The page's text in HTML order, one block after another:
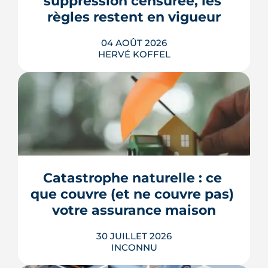
règles restent en vigueur
04 AOÛT 2026
HERVÉ KOFFEL
La fin des zones à faibles émissions a
fait la une au printemps 2026, avant
d'être effacée par le Conseil
tient toujours et la vignette Crit'Air
reste la clé d'entrée dans l'intra-rocade.
LIRE L'ARTICLE
Catastrophe naturelle : ce
que couvre (et ne couvre pas)
votre assurance maison
30 JUILLET 2026
INCONNU